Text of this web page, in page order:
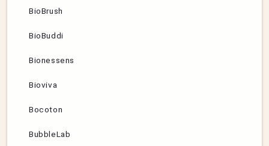
BioBrush
BioBuddi
Bionessens
Bioviva
Bocoton
BubbleLab